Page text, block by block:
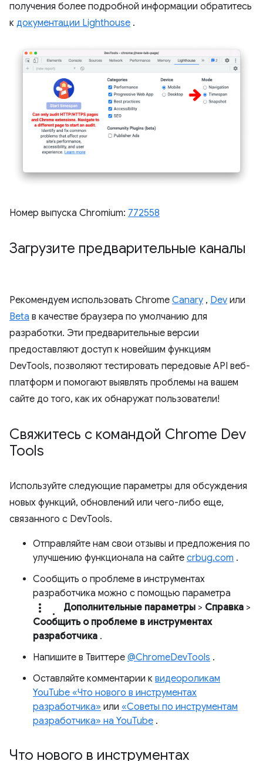
получения более подробной информации обратитесь
к документации Lighthouse .
Номер выпуска Chromium: 772558
Загрузите предварительные каналы
Рекомендуем использовать Chrome Canary , Dev или
Beta в качестве браузера по умолчанию для
разработки. Эти предварительные версии
предоставляют доступ к новейшим функциям
DevTools, позволяют тестировать передовые API веб-
платформ и помогают выявлять проблемы на вашем
сайте до того, как их обнаружат пользователи!
Свяжитесь с командой Chrome Dev
Tools
Используйте следующие параметры для обсуждения
новых функций, обновлений или чего-либо еще,
связанного с DevTools.
Отправляйте нам свои отзывы и предложения по
улучшению функционала на сайте crbug.com .
Сообщить о проблеме в инструментах
разработчика можно с помощью параметра
more_vert. Дополнительные параметры > Справка >
Сообщить о проблеме в инструментах
разработчика .
Напишите в Твиттере @ChromeDevTools .
Оставляйте комментарии к видеороликам
YouTube «Что нового в инструментах
разработчика» или «Советы по инструментам
разработчика» на YouTube .
Что нового в инструментах